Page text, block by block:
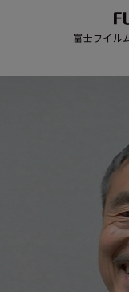
富士フイル